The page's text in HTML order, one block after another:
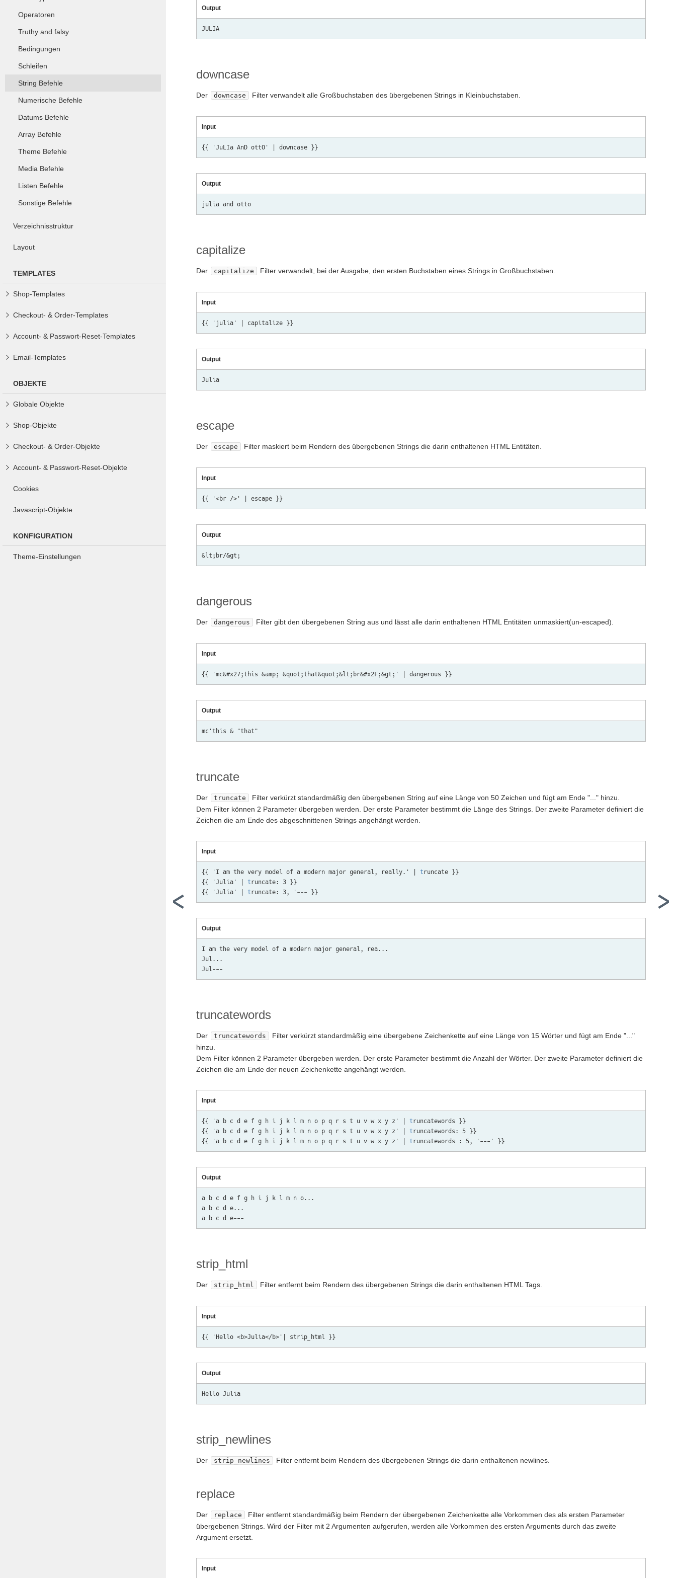
Operatoren
Truthy and falsy
Bedingungen
Schleifen
String Befehle
Numerische Befehle
Datums Befehle
Array Befehle
Theme Befehle
Media Befehle
Listen Befehle
Sonstige Befehle
Verzeichnisstruktur
Layout
TEMPLATES
Shop-Templates
Checkout- & Order-Templates
Account- & Passwort-Reset-Templates
Email-Templates
OBJEKTE
Globale Objekte
Shop-Objekte
Checkout- & Order-Objekte
Account- & Passwort-Reset-Objekte
Cookies
Javascript-Objekte
KONFIGURATION
Theme-Einstellungen
Output
downcase
Der downcase Filter verwandelt alle Großbuchstaben des übergebenen Strings in Kleinbuchstaben.
Input
Output
capitalize
Der capitalize Filter verwandelt, bei der Ausgabe, den ersten Buchstaben eines Strings in Großbuchstaben.
Input
Output
escape
Der escape Filter maskiert beim Rendern des übergebenen Strings die darin enthaltenen HTML Entitäten.
Input
Output
dangerous
Der dangerous Filter gibt den übergebenen String aus und lässt alle darin enthaltenen HTML Entitäten unmaskiert(un-escaped).
Input
Output
truncate
Der truncate
Filter verkürzt standardmäßig den übergebenen String auf eine Länge von 50 Zeichen und fügt am Ende "..." hinzu.
Dem Filter können 2 Parameter übergeben werden. Der erste Parameter bestimmt die Länge des Strings. Der zweite Parameter definiert die
Zeichen die am Ende des abgeschnittenen Strings angehängt werden.
Input
{{ 'I am the very model of a modern major general, really.' | truncate }}
{{ 'Julia' | truncate: 3 }}
{{ 'Julia' | t
Output
I am the very model of a modern major general, rea...
Jul...
truncatewords
Der truncatewords
Filter verkürzt standardmäßig eine übergebene Zeichenkette auf eine Länge von 15 Wörter und fügt am Ende "..."
hinzu.
Dem Filter können 2 Parameter übergeben werden. Der erste Parameter bestimmt die Anzahl der Wörter. Der zweite Parameter definiert die
Zeichen die am Ende der neuen Zeichenkette angehängt werden.
Input
{{ 'a b c d e f g h i j k l m n o p q r s t u v w x y z' | truncatewords }}
{{ 'a b c d e f g h i j k l m n o p q r s t u v w x y z' | truncatewords: 5 }}
{{ 'a b c d e f g h i j k l m n o p q r s t u v w x y z' | t
Output
a b c d e f g h i j k l m n o...
a b c d e...
strip_html
Der strip_html Filter entfernt beim Rendern des übergebenen Strings die darin enthaltenen HTML Tags.
Input
Output
strip_newlines
Der strip_newlines Filter entfernt beim Rendern des übergebenen Strings die darin enthaltenen newlines.
replace
Der replace
Filter entfernt standardmäßig beim Rendern der übergebenen Zeichenkette alle Vorkommen des als ersten Parameter
übergebenen Strings. Wird der Filter mit 2 Argumenten aufgerufen, werden alle Vorkommen des ersten Arguments durch das zweite
Argument ersetzt.
Input